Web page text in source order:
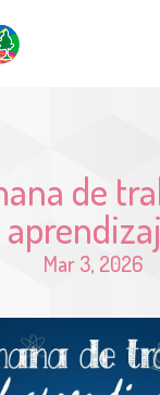
de
Mar 3, 2026